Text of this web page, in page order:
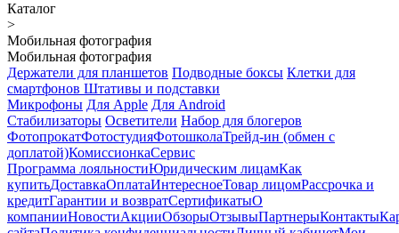
Каталог
>
Мобильная фотография
Мобильная фотография
Держатели для планшетов Подводные боксы Клетки для
смартфонов Штативы и подставки
Микрофоны Для Apple Для Android
Стабилизаторы Осветители Набор для блогеров
ФотопрокатФотостудияФотошколаТрейд-ин (обмен с
доплатой)КомиссионкаСервис
Программа лояльностиЮридическим лицамКак
купитьДоставкаОплатаИнтересноеТовар лицомРассрочка и
кредитГарантии и возвратСертификатыО
компанииНовостиАкцииОбзорыОтзывыПартнерыКонтакты